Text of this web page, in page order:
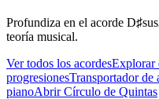
Profundiza en el acorde
teoría musical.
Ver todos los acordesExplorar
progresionesTransportador de
pianoAbrir Círculo de Quintas